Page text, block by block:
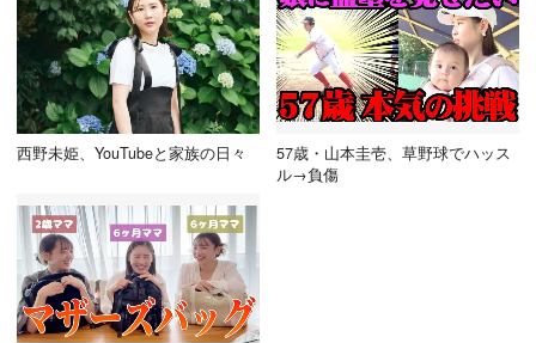
西野未姫、YouTubeと家族の日々
57歳・山本圭壱、草野球でハッス
ル→負傷